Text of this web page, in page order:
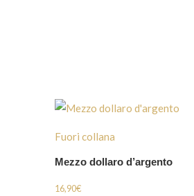
Fuori collana
Mezzo dollaro d’argento
16,90€